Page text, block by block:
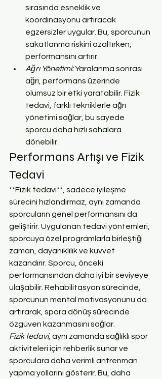
sırasında esneklik ve
koordinasyonu artıracak
egzersizler uygular. Bu, sporcunun
sakatlanma riskini azaltırken,
performansını artırır.
Ağrı Yönetimi: Yaralanma sonrası
ağrı, performans üzerinde
olumsuz bir etki yaratabilir. Fizik
tedavi, farklı tekniklerle ağrı
yönetimi sağlar, bu sayede
sporcu daha hızlı sahalara
dönebilir.
Performans Artışı ve Fizik
Tedavi
**Fizik tedavi**, sadece iyileşme
sürecini hızlandırmaz, aynı zamanda
sporcuların genel performansını da
geliştirir. Uygulanan tedavi yöntemleri,
sporcuya özel programlarla birleştiği
zaman, dayanıklılık ve kuvvet
kazandırır. Sporcu, önceki
performansından daha iyi bir seviyeye
ulaşabilir. Rehabilitasyon sürecinde,
sporcunun mental motivasyonunu da
artırarak, spora dönüş sürecinde
özgüven kazanmasını sağlar.
Fizik tedavi, aynı zamanda sağlıklı spor
aktiviteleri için rehberlik sunar ve
sporculara daha verimli antrenman
yapma yollarını gösterir. Bu, daha